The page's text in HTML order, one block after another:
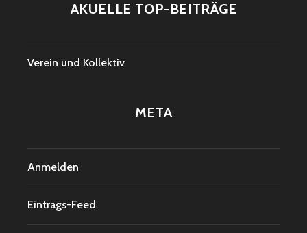
AKUELLE TOP-BEITRÄGE
Verein und Kollektiv
META
Anmelden
Eintrags-Feed